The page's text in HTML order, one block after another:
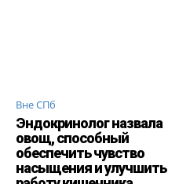
Вне СПб
Эндокринолог назвала
овощ, способный
обеспечить чувство
насыщения и улучшить